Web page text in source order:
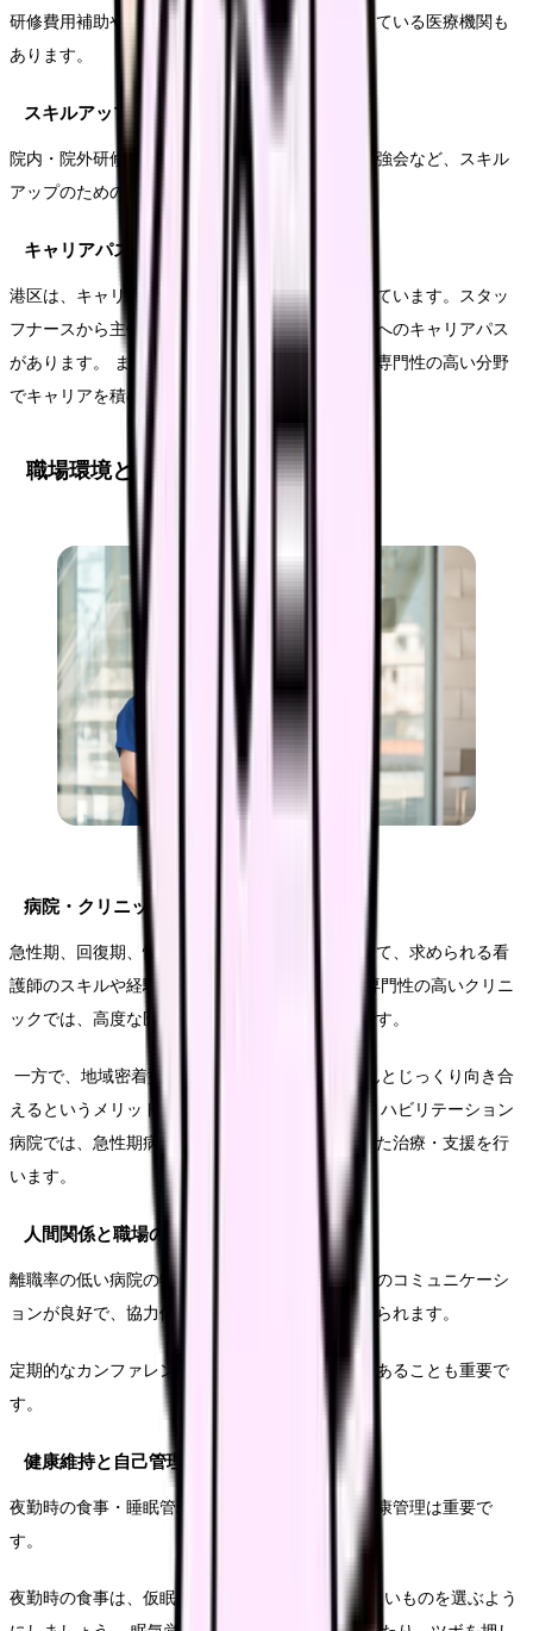
研修費用補助や資格取得のための休暇制度を設けている医療機関も
あります。
スキルアップ支援
院内・院外研修、オンライン講座、セミナー、勉強会など、スキル
アップのための機会が豊富です。
キャリアパス
港区は、キャリアアップを目指せる環境が充実しています。スタッ
フナースから主任、師長、看護部長など、管理職へのキャリアパス
があります。 また、ICU、手術室、小児科など、専門性の高い分野
でキャリアを積むことも可能です。
職場環境と人間関係
病院・クリニック別特徴
急性期、回復期、慢性期など、病棟の種類によって、求められる看
護師のスキルや経験は異なります。 大学病院や専門性の高いクリニ
ックでは、高度な医療技術を学べる機会が多いです。
一方で、地域密着型のクリニックでは、患者さんとじっくり向き合
えるというメリットがあります。 また、回復期リハビリテーション
病院では、急性期病院と連携し、在宅復帰に向けた治療・支援を行
います。
人間関係と職場の雰囲気
離職率の低い病院の特徴としては、スタッフ同士のコミュニケーシ
ョンが良好で、協力体制が整っていることが挙げられます。
定期的なカンファレンスや相談しやすい雰囲気があることも重要で
す。
健康維持と自己管理
夜勤時の食事・睡眠管理、ストレス対策など、健康管理は重要で
す。
夜勤時の食事は、仮眠の3時間以上前に、消化に良いものを選ぶよう